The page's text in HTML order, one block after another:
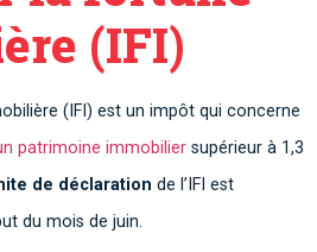
(IFI)
(IFI) est un impôt qui concerne
patrimoine immobilier supérieur à 1,3
de déclaration de l’IFI est
du mois de juin.